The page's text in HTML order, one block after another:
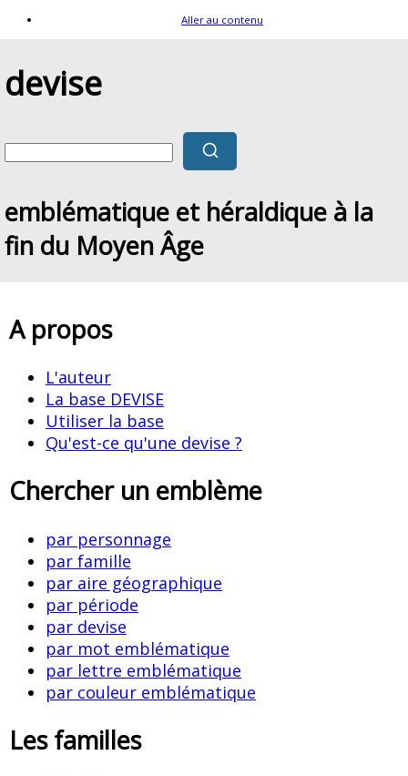
Aller au contenu
devise
emblématique et héraldique à la
fin du Moyen Âge
A propos
L'auteur
La base DEVISE
Utiliser la base
Qu'est-ce qu'une devise ?
Chercher un emblème
par personnage
par famille
par aire géographique
par période
par devise
par mot emblématique
par lettre emblématique
par couleur emblématique
Les familles